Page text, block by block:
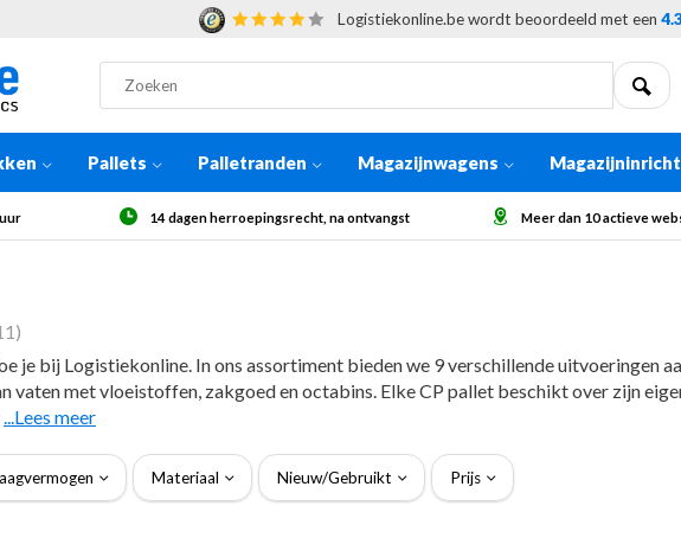
Logistiekonline.be wordt beoordeeld met een
Pallets Palletranden Magazijnwagens
Meer dan 10 actieve webshops in Europa Afhaling op aanvraag voor
je bij Logistiekonline. In ons assortiment bieden we 9 verschillende uitvoeringen
vaten met vloeistoffen, zakgoed en octabins. Elke CP pallet beschikt over zijn
...Lees meer
Materiaal Nieuw/Gebruikt Prijs